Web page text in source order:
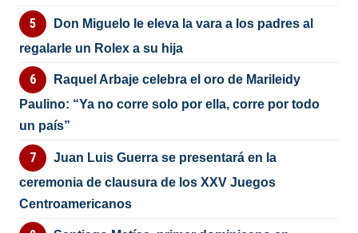
Don Miguelo le eleva la vara a los padres al
regalarle un Rolex a su hija
Raquel Arbaje celebra el oro de Marileidy
Paulino: “Ya no corre solo por ella, corre por todo
un país”
Juan Luis Guerra se presentará en la
ceremonia de clausura de los XXV Juegos
Centroamericanos